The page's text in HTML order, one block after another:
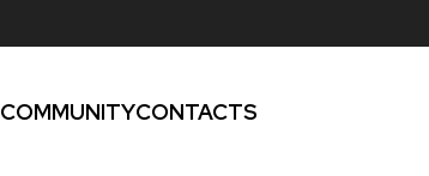
COMMUNITYCONTACTS